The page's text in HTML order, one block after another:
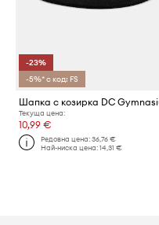
-23%
-5%* с код: FS
Текуща цена:
10,99 €
Редовна цена:36,76 €
Най-ниска цена:14,31 €